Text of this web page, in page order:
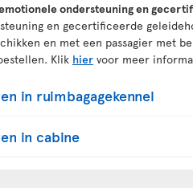
ondersteuning en
en gecertificeerde
en met een passagier met
Klik hier voor meer
in ruimbagagekennel
in cabine